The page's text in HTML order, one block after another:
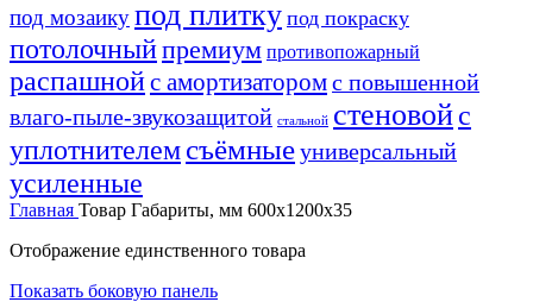
под мозаикупод плитку под покраску
потолочныйпремиум противопожарный
распашнойс амортизаторомс повышенной
влаго-пыле-звукозащитой стальной стеновойс
уплотнителемсъёмныеуниверсальный
усиленные
Главная Товар Габариты, мм 600х1200х35
Отображение единственного товара
Показать боковую панель